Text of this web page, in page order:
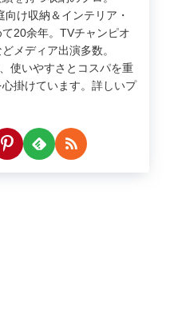
け収納＆インテリア・
20余年。TVチャンピオ
メディア出演多数。
使いやすさとコスパを重
掛けています。詳しいプ